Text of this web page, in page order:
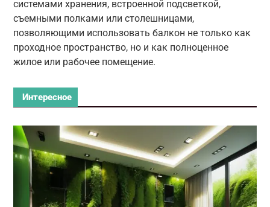
системами хранения, встроенной подсветкой,
съемными полками или столешницами,
позволяющими использовать балкон не только как
проходное пространство, но и как полноценное
жилое или рабочее помещение.
Интересное